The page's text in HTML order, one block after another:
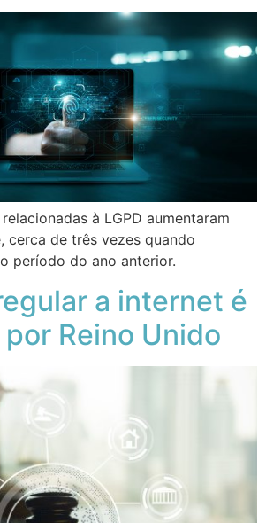
à LGPD aumentaram
cerca de três vezes quando
período do ano anterior.
a internet é
Reino Unido